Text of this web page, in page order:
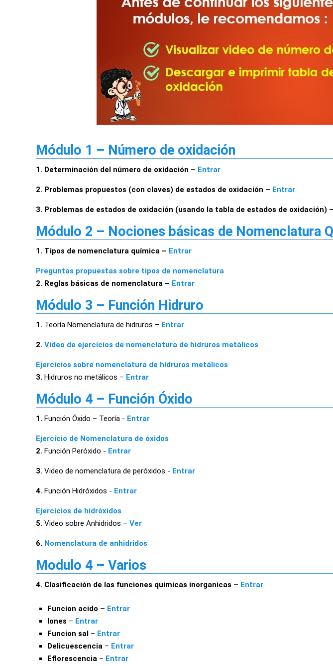
Módulo 1 – Número de oxidación
1. Determinación del número de oxidación – Entrar
2. Problemas propuestos (con claves) de estados de oxidación – Entrar
3. Problemas de estados de oxidación (usando la tabla de estados de oxidación) –
Módulo 2 – Nociones básicas de Nomenclatura
1. Tipos de nomenclatura química – Entrar
Preguntas propuestas sobre tipos de nomenclatura
2. Reglas básicas de nomenclatura – Entrar
Módulo 3 – Función Hidruro
1. Teoría Nomenclatura de hidruros – Entrar
2. Video de ejercicios de nomenclatura de hidruros metálicos
Ejercicios sobre nomenclatura de hidruros metálicos
3. Hidruros no metálicos – Entrar
Módulo 4 – Función Óxido
1. Función Óxido – Teoría - Entrar
Ejercicio de Nomenclatura de óxidos
2. Función Peróxido - Entrar
3. Video de nomenclatura de peróxidos - Entrar
4. Función Hidróxidos - Entrar
Ejercicios de hidróxidos
5. Video sobre Anhidridos – Ver
6. Nomenclatura de anhidridos
Modulo 4 – Varios
4. Clasificación de las funciones quimicas inorganicas – Entrar
Funcion acido – Entrar
Iones – Entrar
Funcion sal– Entrar
Delicuescencia – Entrar
Eflorescencia – Entrar